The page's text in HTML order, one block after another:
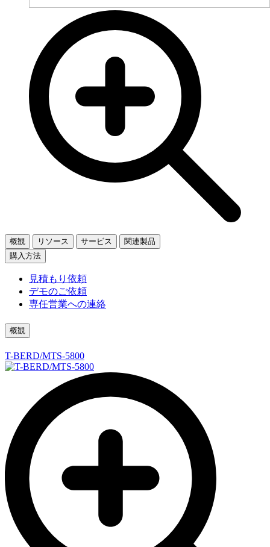
概観 リソース サービス
関連製品
購入方法
見積もり依頼
デモのご依頼
専任営業への連絡
概観
T-BERD/MTS-5800